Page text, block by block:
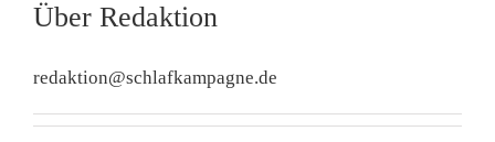
Über Redaktion
redaktion@schlafkampagne.de